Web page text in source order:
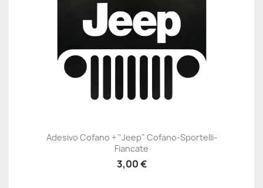
Adesivo Cofano + "Jeep" Cofano-Sportelli-
Fiancate
3,00 €